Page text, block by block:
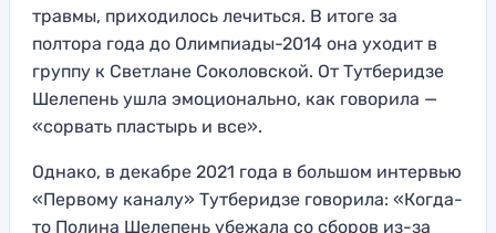
травмы, приходилось лечиться. В итоге за
полтора года до Олимпиады-2014 она уходит в
группу к Светлане Соколовской. От Тутберидзе
Шелепень ушла эмоционально, как говорила —
«сорвать пластырь и все».
Однако, в декабре 2021 года в большом интервью
«Первому каналу» Тутберидзе говорила: «Когда-
то Полина Шелепень убежала со сборов из-за